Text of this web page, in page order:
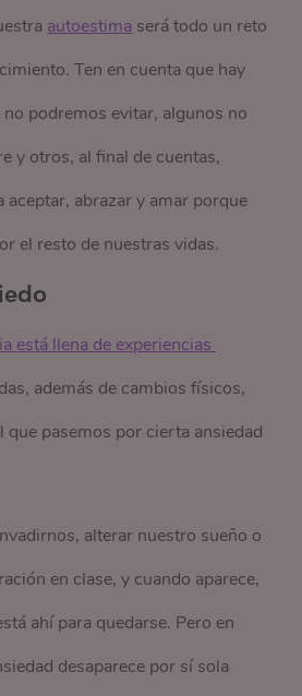
autoestima será todo un reto
Ten en cuenta que hay
no podremos evitar, algunos no
y otros, al final de cuentas,
aceptar, abrazar y amar porque
el resto de nuestras vidas.
está llena de experiencias
además de cambios físicos,
que pasemos por cierta ansiedad
alterar nuestro sueño o
en clase, y cuando aparece,
ahí para quedarse. Pero en
desaparece por sí sola